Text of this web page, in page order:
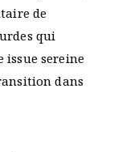
de
qui
issue sereine
dans